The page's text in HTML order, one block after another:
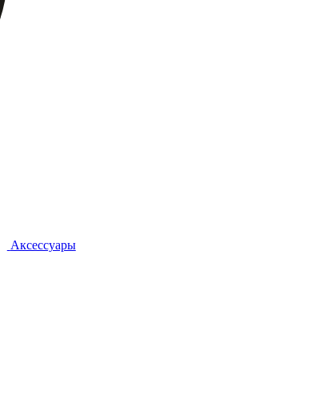
Аксессуары